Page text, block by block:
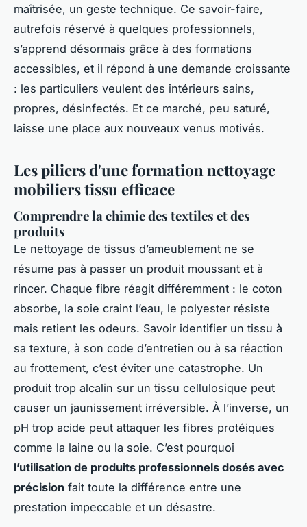
maîtrisée, un geste technique. Ce savoir-faire,
autrefois réservé à quelques professionnels,
s’apprend désormais grâce à des formations
accessibles, et il répond à une demande croissante
: les particuliers veulent des intérieurs sains,
propres, désinfectés. Et ce marché, peu saturé,
laisse une place aux nouveaux venus motivés.
Les piliers d'une formation nettoyage
mobiliers tissu efficace
Comprendre la chimie des textiles et des
produits
Le nettoyage de tissus d’ameublement ne se
résume pas à passer un produit moussant et à
rincer. Chaque fibre réagit différemment : le coton
absorbe, la soie craint l’eau, le polyester résiste
mais retient les odeurs. Savoir identifier un tissu à
sa texture, à son code d’entretien ou à sa réaction
au frottement, c’est éviter une catastrophe. Un
produit trop alcalin sur un tissu cellulosique peut
causer un jaunissement irréversible. À l’inverse, un
pH trop acide peut attaquer les fibres protéiques
comme la laine ou la soie. C’est pourquoi
l’utilisation de produits professionnels dosés avec
précision fait toute la différence entre une
prestation impeccable et un désastre.